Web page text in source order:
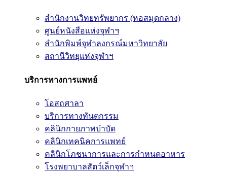
สำนักงานวิทยทรัพยากร (หอสมุดกลาง)
ศูนย์หนังสือแห่งจุฬาฯ
สำนักพิมพ์จุฬาลงกรณ์มหาวิทยาลัย
สถานีวิทยุแห่งจุฬาฯ
บริการทางการแพทย์
โอสถศาลา
บริการทางทันตกรรม
คลินิกกายภาพบำบัด
คลินิกเทคนิคการแพทย์
คลินิกโภชนาการและการกำหนดอาหาร
โรงพยาบาลสัตว์เล็กจุฬาฯ